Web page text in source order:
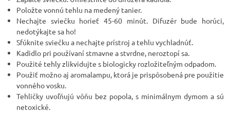
Položte vonnú tehlu na medený tanier.
Nechajte sviečku horieť 45-60 minút. Difuzér bude horúci,
nedotýkajte sa ho!
Sfúknite sviečku a nechajte prístroj a tehlu vychladnúť.
Kadidlo pri používaní stmavne a stvrdne, neroztopí sa.
Použité tehly zlikvidujte s biologicky rozložiteľným odpadom.
Použiť možno aj aromalampu, ktorá je prispôsobená pre použitie
vonného vosku.
Tehličky uvoľňujú vôňu bez popola, s minimálnym dymom a sú
netoxické.